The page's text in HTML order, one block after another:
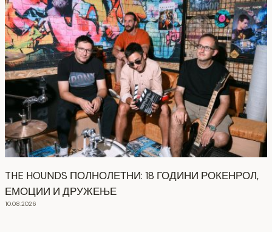
THE HOUNDS ПОЛНОЛЕТНИ: 18 ГОДИНИ РОКЕНРОЛ,
ЕМОЦИИ И ДРУЖЕЊЕ
10.08.2026